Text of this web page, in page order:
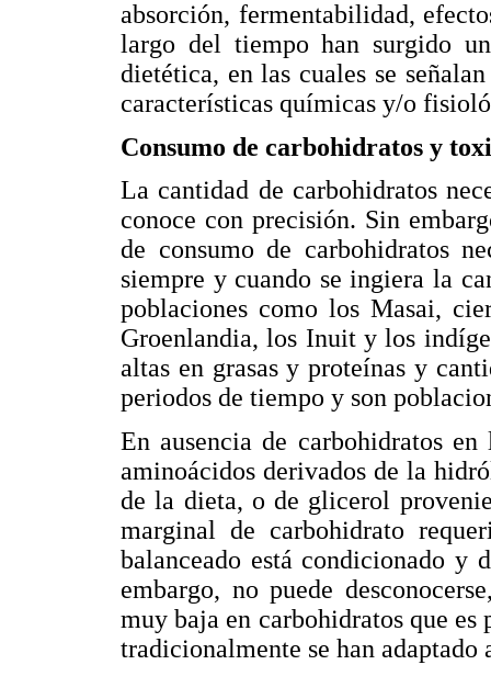
absorción, fermentabilidad,
largo del tiempo han surgido
dietética, en las cuales se
características químicas y/o
Consumo de carbohidratos y
La cantidad de carbohidratos
conoce con precisión. Sin
de consumo de carbohidratos
siempre y cuando se ingiera la
poblaciones como los Masai,
Groenlandia, los Inuit y los
altas en grasas y proteínas y
periodos de tiempo y son
En ausencia de carbohidratos
aminoácidos derivados de la
de la dieta, o de glicerol
marginal de carbohidrato
balanceado está condicionado y
embargo, no puede
muy baja en carbohidratos que
tradicionalmente se han adaptado